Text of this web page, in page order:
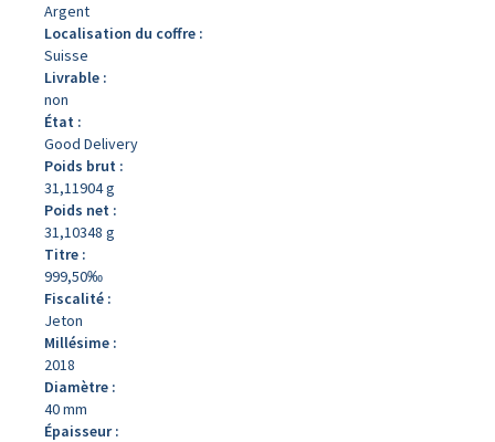
Argent
Localisation du coffre :
Suisse
Livrable :
non
État :
Good Delivery
Poids brut :
31,11904 g
Poids net :
31,10348 g
Titre :
999,50‰
Fiscalité :
Jeton
Millésime :
2018
Diamètre :
40 mm
Épaisseur :